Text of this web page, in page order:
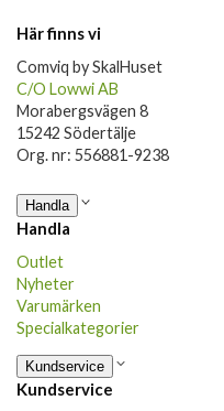
Här finns vi
Comviq by SkalHuset
C/O Lowwi AB
Morabergsvägen 8
15242 Södertälje
Org. nr: 556881-9238
Handla
Handla
Outlet
Nyheter
Varumärken
Specialkategorier
Kundservice
Kundservice